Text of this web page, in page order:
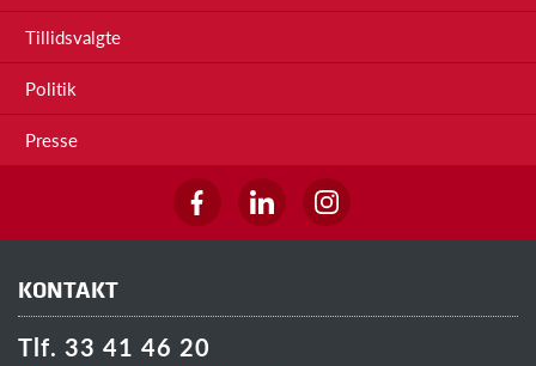
Tillidsvalgte
Politik
Presse
KONTAKT
Tlf. 33 41 46 20